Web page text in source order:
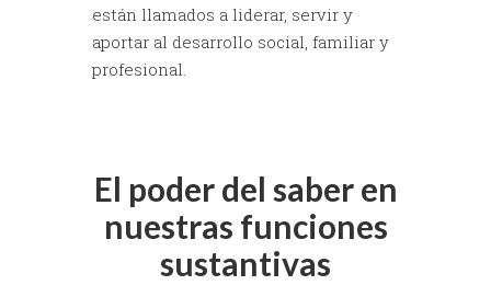
están llamados a liderar, servir y
aportar al desarrollo social, familiar y
profesional.
El poder del saber en
nuestras funciones
sustantivas